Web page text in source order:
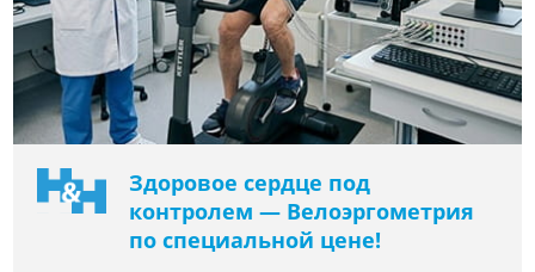
Здоровое сердце под
контролем — Велоэргометрия
по специальной цене!